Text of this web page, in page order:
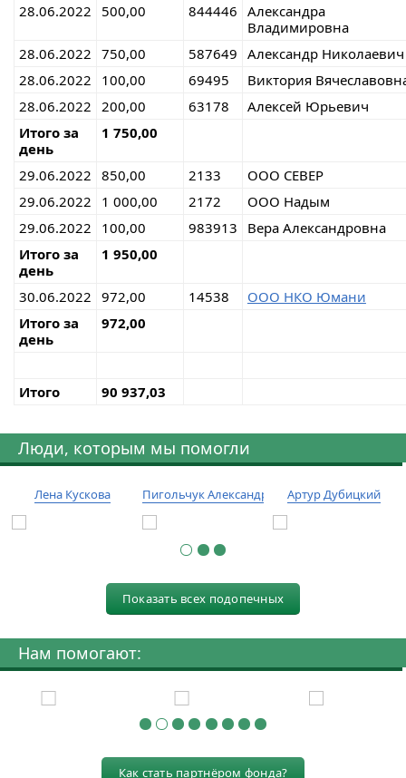
28.06.2022
500,00 844446 Александра
Владимировна
28.06.2022 750,00 587649 Александр Николаевич
28.06.2022
100,00 69495
Виктория
28.06.2022
200,00 63178
Алексей Юрьевич
Итого за
день
1 750,00
29.06.2022 850,00 2133
ООО СЕВЕР
29.06.2022
1 000,00 2172
ООО Надым
29.06.2022
100,00 983913
Вера Александровна
Итого за
день
1 950,00
30.06.2022 972,00 14538
ООО НКО Юмани
Итого за
день
972,00
Итого 90 937,03
Люди, которым мы помогли
Лена Кускова Пигольчук Александр Артур Дубицкий
Показать всех подопечных
Нам помогают:
Как стать партнёром фонда?